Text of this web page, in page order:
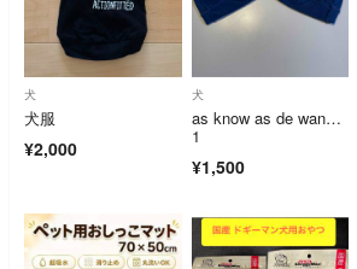
犬
犬服
¥2,000
犬
as know as de wan…
1
¥1,500